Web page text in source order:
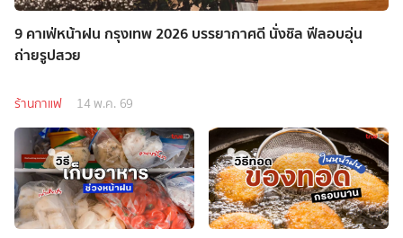
9 คาเฟ่หน้าฝน กรุงเทพ 2026 บรรยากาศดี นั่งชิล ฟีลอบอุ่น
ถ่ายรูปสวย
ร้านกาแฟ 14 พ.ค. 69